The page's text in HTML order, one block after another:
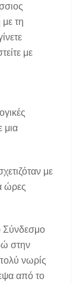
με τη
με
μια
με
ώρες
Σύνδεσμο
στην
νωρίς
από το